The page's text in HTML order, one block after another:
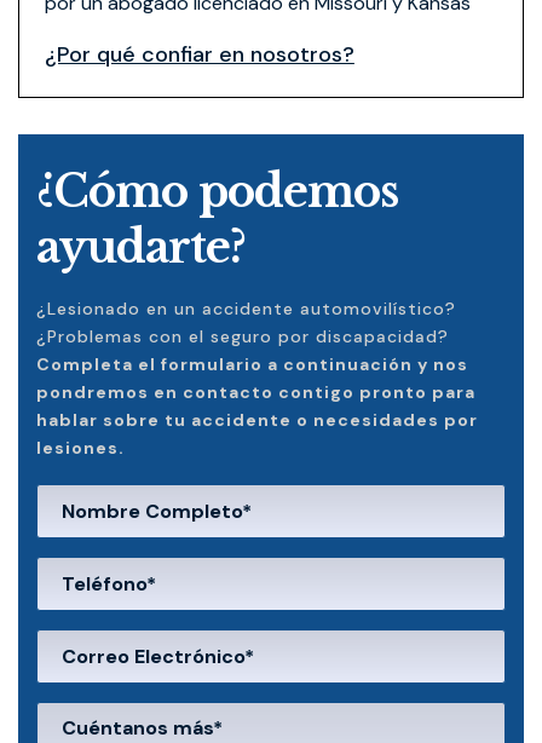
¿Por qué confiar en nosotros?
¿Cómo podemos
ayudarte?
¿Lesionado en un accidente automovilístico?
¿Problemas con el seguro por discapacidad?
Completa el formulario a continuación y nos
pondremos en contacto contigo pronto para
hablar sobre tu accidente o necesidades por
lesiones.